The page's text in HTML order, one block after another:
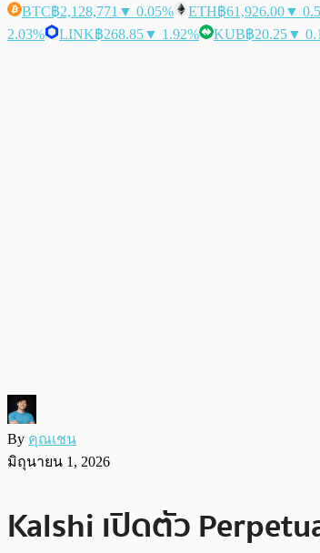
BTC฿2,128,771 ▼ 0.05% ETH฿61,926.00▼
2.03%
LINK฿268.85▼ 1.92% KUB฿20.25▼
By คุณเชน
มิถุนายน 1, 2026
Kalshi เปิดตัว